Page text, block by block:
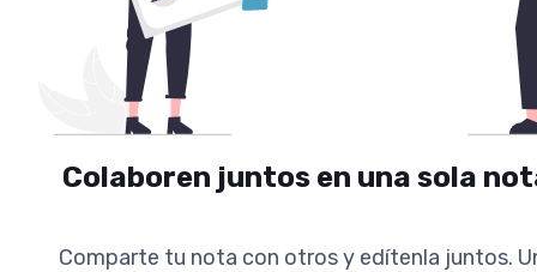
Colaboren juntos en una sola
Comparte tu nota con otros y edítenla juntos.